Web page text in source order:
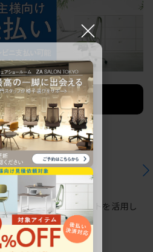
定 お見積り
じて承ります。
能と配線ダクトスリットを活用し
スタンダードデスク
×